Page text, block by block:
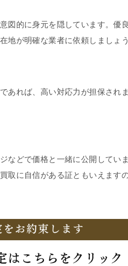
図的に身元を隠しています。優
地が明確な業者に依頼しましょう
あれば、高い対応力が担保され
などで価格と一緒に公開してい
取に自信がある証ともいえます